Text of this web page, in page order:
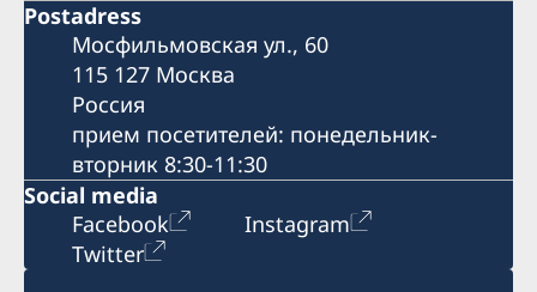
Postadress
Мосфильмовская ул., 60
115 127 Москва
Россия
прием посетителей: понедельник-
вторник 8:30-11:30
Social media
Facebook
Instagram
Twitter